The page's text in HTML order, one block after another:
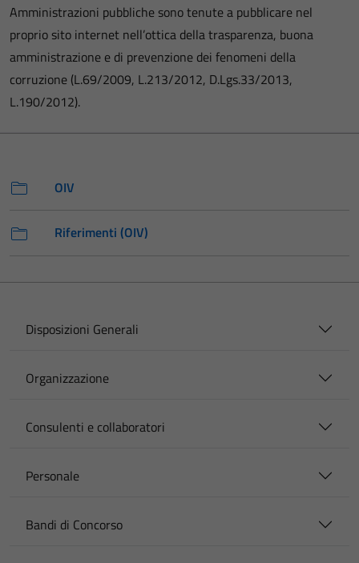
Amministrazioni pubbliche sono tenute a pubblicare nel
proprio sito internet nell’ottica della trasparenza, buona
amministrazione e di prevenzione dei fenomeni della
corruzione (L.69/2009, L.213/2012, D.Lgs.33/2013,
L.190/2012).
OIV
Riferimenti (OIV)
Disposizioni Generali
Organizzazione
Consulenti e collaboratori
Personale
Bandi di Concorso